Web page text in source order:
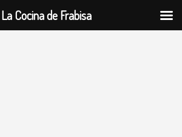
La Cocina de Frabisa